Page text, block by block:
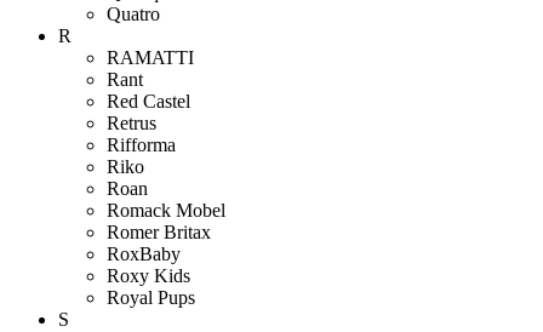
Quatro
R
RAMATTI
Rant
Red Castel
Retrus
Rifforma
Riko
Roan
Romack Mobel
Romer Britax
RoxBaby
Roxy Kids
Royal Pups
S